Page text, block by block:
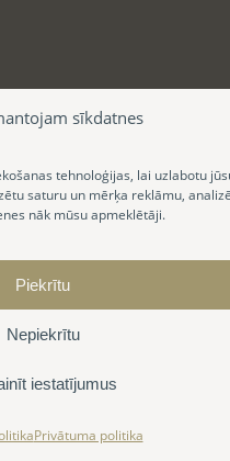
sīkdatnes
tehnoloģijas, lai uzlabotu
saturu un mērķa reklāmu,
nāk mūsu apmeklētāji.
Piekrītu
Nepiekrītu
iestatījumus
Privātuma politika